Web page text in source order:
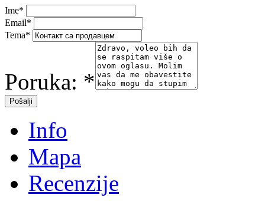
Ime*
Email*
Tema*
Poruka: *
Info
Mapa
Recenzije